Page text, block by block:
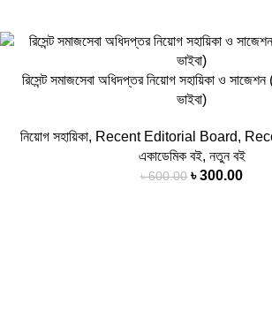
রিসেন্ট সমাজসেবা অধিদপ্তর নিয়োগ সহায়িকা ও
ভাইবা)
নিয়োগ সহায়িকা, Recent Editorial Board,
একাডেমিক বই, নতুন বই
৳600.00 ৳300.00